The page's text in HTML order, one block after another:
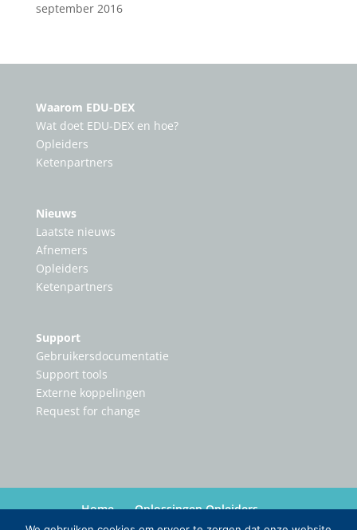
september 2016
Waarom EDU-DEX
Wat doet EDU-DEX en hoe?
Opleiders
Ketenpartners
Nieuws
Laatste nieuws
Afnemers
Opleiders
Ketenpartners
Support
Gebruikersdocumentatie
Support tools
Externe koppelingen
Request for change
Home
Oplossingen Opleiders
Oplossingen Ketenpartners
Nieuws Over